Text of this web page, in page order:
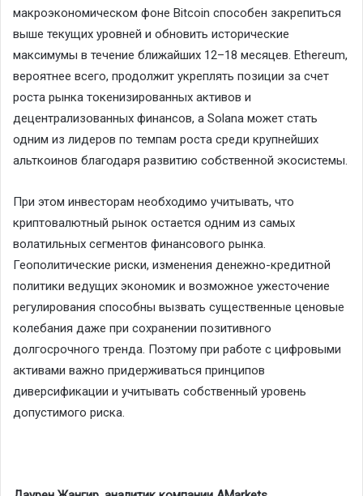
макроэкономическом фоне Bitcoin способен закрепиться
выше текущих уровней и обновить исторические
максимумы в течение ближайших 12–18 месяцев. Ethereum,
вероятнее всего, продолжит укреплять позиции за счет
роста рынка токенизированных активов и
децентрализованных финансов, а Solana может стать
одним из лидеров по темпам роста среди крупнейших
альткоинов благодаря развитию собственной экосистемы.
При этом инвесторам необходимо учитывать, что
криптовалютный рынок остается одним из самых
волатильных сегментов финансового рынка.
Геополитические риски, изменения денежно-кредитной
политики ведущих экономик и возможное ужесточение
регулирования способны вызвать существенные ценовые
колебания даже при сохранении позитивного
долгосрочного тренда. Поэтому при работе с цифровыми
активами важно придерживаться принципов
диверсификации и учитывать собственный уровень
допустимого риска.